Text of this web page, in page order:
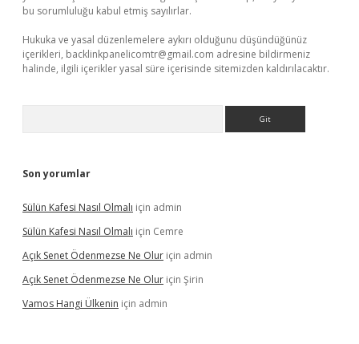
bu sorumluluğu kabul etmiş sayılırlar.
Hukuka ve yasal düzenlemelere aykırı olduğunu düşündüğünüz
içerikleri, backlinkpanelicomtr@gmail.com adresine bildirmeniz
halinde, ilgili içerikler yasal süre içerisinde sitemizden kaldırılacaktır.
Son yorumlar
Sülün Kafesi Nasıl Olmalı için admin
Sülün Kafesi Nasıl Olmalı için Cemre
Açık Senet Ödenmezse Ne Olur için admin
Açık Senet Ödenmezse Ne Olur için Şirin
Vamos Hangi Ülkenin için admin